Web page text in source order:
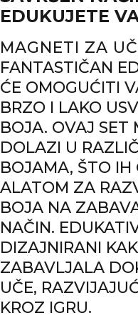
EDUKUJETE
MAGNETI ZA
FANTASTIČAN
ĆE OMOGUĆITI
BRZO I LAKO
BOJA. OVAJ SET
DOLAZI U
BOJAMA, ŠTO IH
ALATOM ZA
BOJA NA
NAČIN.
DIZAJNIRANI
ZABAVLJALA
UČE,
KROZ IGRU.